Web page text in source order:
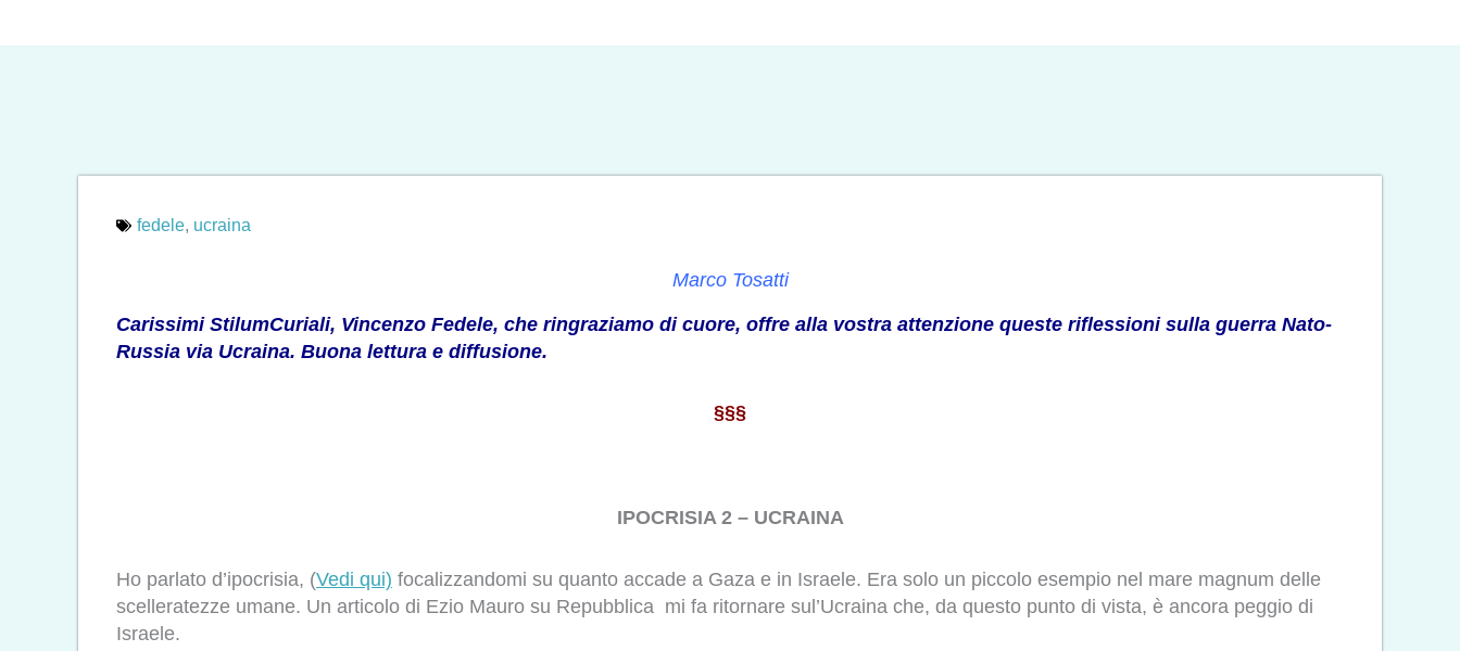
fedele, ucraina
Marco Tosatti
Carissimi StilumCuriali, Vincenzo Fedele, che ringraziamo di cuore, offre alla vostra attenzione queste riflessioni sulla guerra Nato-
Russia via Ucraina. Buona lettura e diffusione.
§§§
IPOCRISIA 2 – UCRAINA
Ho parlato d’ipocrisia, (Vedi qui) focalizzandomi su quanto accade a Gaza e in Israele. Era solo un piccolo esempio nel mare magnum delle
scelleratezze umane. Un articolo di Ezio Mauro su Repubblica mi fa ritornare sul’Ucraina che, da questo punto di vista, è ancora peggio di
Israele.